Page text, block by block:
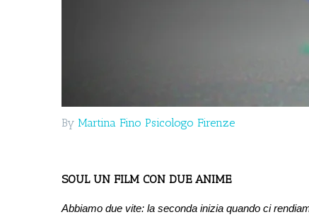
By Martina Fino Psicologo Firenze
SOUL UN FILM CON DUE ANIME
Abbiamo due vite: la seconda inizia quando ci